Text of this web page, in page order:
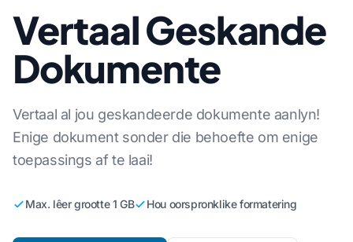
Vertaal Geskande
Dokumente
Vertaal al jou geskandeerde dokumente aanlyn!
Enige dokument sonder die behoefte om enige
toepassings af te laai!
Max. lêer grootte 1 GB Hou oorspronklike formatering